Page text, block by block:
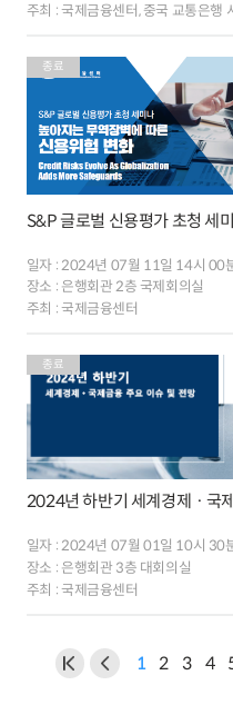
주최 :국제금융센터, 중국 교통은행
종료
S&P 글로벌 신용평가 초청 세
일자 :2024년 07월 11일 14시 00
장소 : 은행회관 2층 국제회의실
주최 :국제금융센터
종료
2024년 하반기 세계경제ㆍ국
일자 :2024년 07월 01일 10시 30
장소 : 은행회관 3층 대회의실
주최 :국제금융센터
1 2 3 4